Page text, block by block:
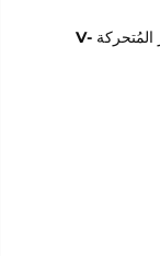
أرجل شاشات التلفاز المُتحركة V-